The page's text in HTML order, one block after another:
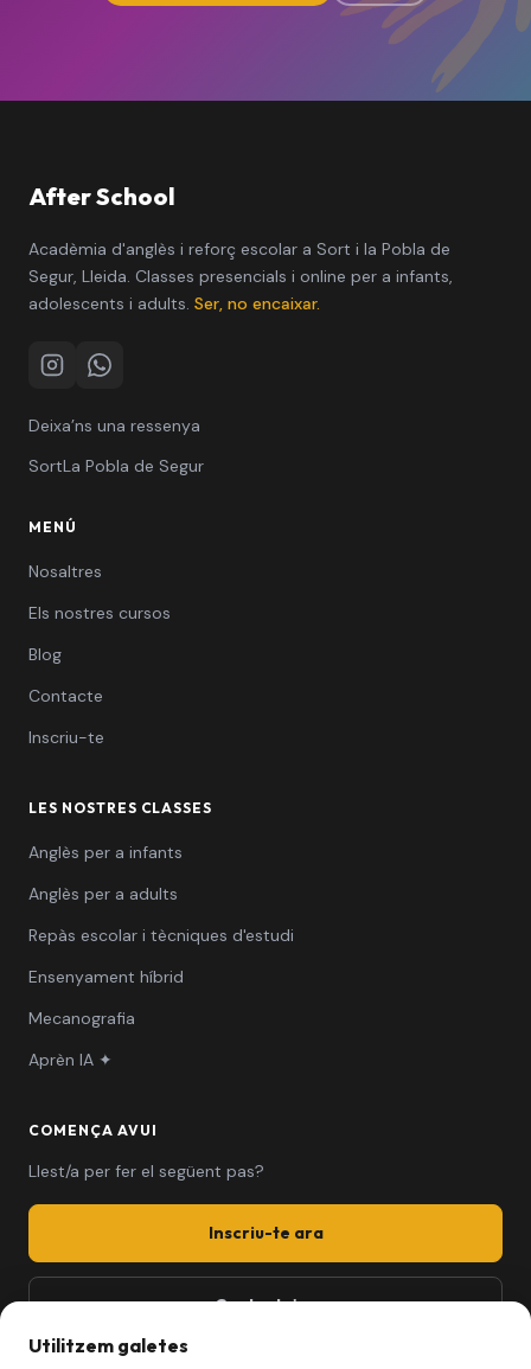
After School
Acadèmia d'anglès i reforç escolar a Sort i la Pobla de
Segur, Lleida. Classes presencials i online per a infants,
adolescents i adults. Ser, no encaixar.
InstagramWhatsApp
Deixa’ns una ressenya
SortLa Pobla de Segur
MENÚ
Nosaltres
Els nostres cursos
Blog
Contacte
Inscriu-te
LES NOSTRES CLASSES
Anglès per a infants
Anglès per a adults
Repàs escolar i tècniques d'estudi
Ensenyament híbrid
Mecanografia
Aprèn IA ✦
COMENÇA AVUI
Llest/a per fer el següent pas?
Inscriu-te ara
Contacta'ns
Utilitzem galetes